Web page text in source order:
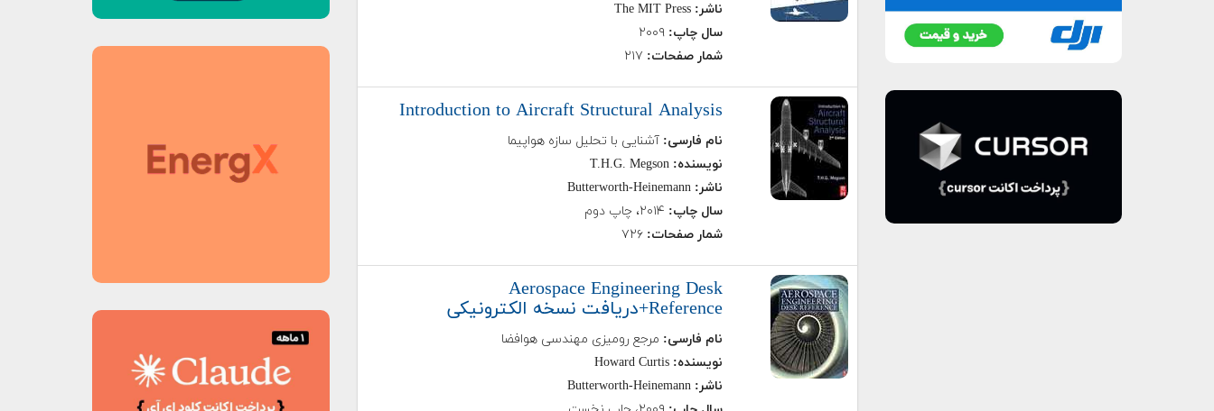
ناشر:
سال چاپ:
شمار صفحات:
Introduction to Aircraft Structural Analysis
نام فارسی: آشنایی با تحلیل سازه هواپیما
نویسنده: T.H.G. Megson
ناشر: Butterworth-Heinemann
سال چاپ: ۲۰۱۴، چاپ دوم
شمار صفحات: ۷۲۶
Aerospace Engineering Desk
Reference+دریافت نسخه‌ الکترونیکی
نام فارسی: مرجع رومیزی مهندسی هوافضا
نویسنده: Howard Curtis
ناشر: Butterworth-Heinemann